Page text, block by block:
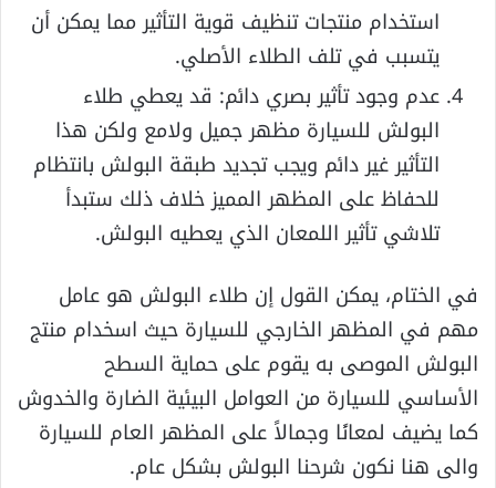
استخدام منتجات تنظيف قوية التأثير مما يمكن أن
يتسبب في تلف الطلاء الأصلي.
عدم وجود تأثير بصري دائم: قد يعطي طلاء
البولش للسيارة مظهر جميل ولامع ولكن هذا
التأثير غير دائم ويجب تجديد طبقة البولش بانتظام
للحفاظ على المظهر المميز خلاف ذلك ستبدأ
تلاشي تأثير اللمعان الذي يعطيه البولش.
في الختام، يمكن القول إن طلاء البولش هو عامل
مهم في المظهر الخارجي للسيارة حيث اسخدام منتج
البولش الموصى به يقوم على حماية السطح
الأساسي للسيارة من العوامل البيئية الضارة والخدوش
كما يضيف لمعانًا وجمالاً على المظهر العام للسيارة
والى هنا نكون شرحنا البولش بشكل عام.